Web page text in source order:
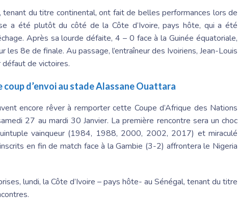
du titre continental, ont fait de belles performances lors de
a été plutôt du côté de la Côte d’Ivoire, pays hôte, qui a été
Après sa lourde défaite, 4 – 0 face à la Guinée équatoriale,
8e de finale. Au passage, l’entraîneur des Ivoiriens, Jean-Louis
défaut de victoires.
coup d’envoi au stade Alassane Ouattara
encore rêver à remporter cette Coupe d’Afrique des Nations
27 au mardi 30 Janvier. La première rencontre sera un choc
vainqueur (1984, 1988, 2000, 2002, 2017) et miraculé
en fin de match face à la Gambie (3-2) affrontera le Nigeria
lundi, la Côte d’Ivoire – pays hôte- au Sénégal, tenant du titre